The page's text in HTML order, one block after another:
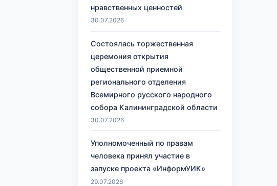
нравственных ценностей
30.07.2026
Состоялась торжественная
церемония открытия
общественной приемной
регионального отделения
Всемирного русского народного
собора Калининградской области
30.07.2026
Уполномоченный по правам
человека принял участие в
запуске проекта «ИнформУИК»
29.07.2026